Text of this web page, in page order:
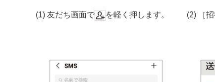
(1) 友だち画面で を軽く押します。 (2) ［